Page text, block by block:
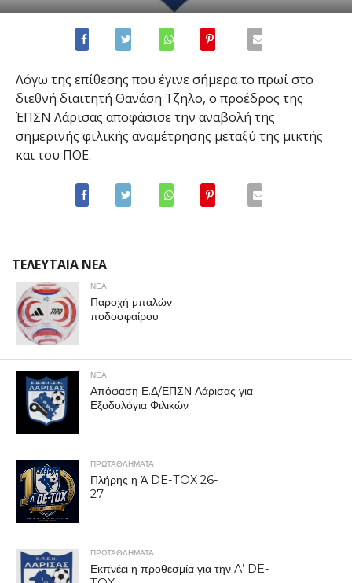
Λόγω της επίθεσης που έγινε σήμερα το πρωί στο
διεθνή διαιτητή Θανάση Τζηλο, ο προέδρος της
ΈΠΣΝ Λάρισας αποφάσισε την αναβολή της
σημερινής φιλικής αναμέτρησης μεταξύ της μικτής
και του ΠΟΕ.
ΤΕΛΕΥΤΑΙΑ ΝΕΑ
ΝΕΑ
Παροχή μπαλών
ποδοσφαίρου
ΝΕΑ
Απόφαση Ε.Δ/ΕΠΣΝ Λάρισας για
Εξοδολόγια Φιλικών
ΠΡΩΤΑΘΛΉΜΑΤΑ
Πλήρης η Ά DE-TOX 26-
27
ΠΡΩΤΑΘΛΉΜΑΤΑ
Εκπνέει η προθεσμία για την A’ DE-